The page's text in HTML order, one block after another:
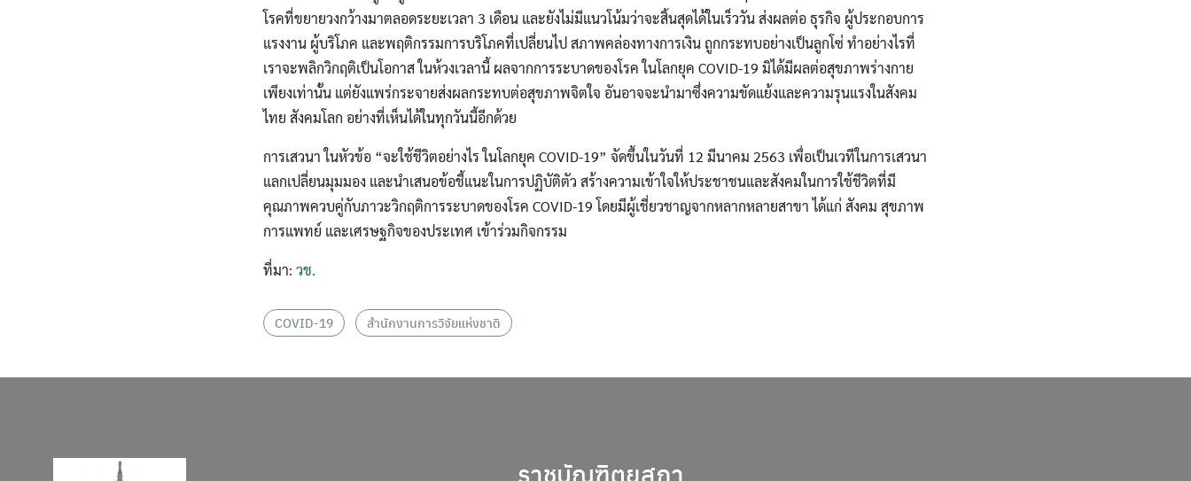
โรคที่ขยายวงกว้างมาตลอดระยะเวลา 3 เดือน และยังไม่มีแนวโน้มว่าจะสิ้นสุดได้ในเร็ววัน ส่งผลต่อ ธุรกิจ ผู้ประกอบการ
แรงงาน ผู้บริโภค และพฤติกรรมการบริโภคที่เปลี่ยนไป สภาพคล่องทางการเงิน ถูกกระทบอย่างเป็นลูกโซ่ ทำอย่างไรที่
เราจะพลิกวิกฤติเป็นโอกาส ในห้วงเวลานี้ ผลจากการระบาดของโรค ในโลกยุค COVID-19 มิได้มีผลต่อสุขภาพร่างกาย
เพียงเท่านั้น แต่ยังแพร่กระจายส่งผลกระทบต่อสุขภาพจิตใจ อันอาจจะนำมาซึ่งความขัดแย้งและความรุนแรงในสังคม
ไทย สังคมโลก อย่างที่เห็นได้ในทุกวันนี้อีกด้วย
การเสวนา ในหัวข้อ “จะใช้ชีวิตอย่างไร ในโลกยุค COVID-19” จัดขึ้นในวันที่ 12 มีนาคม 2563 เพื่อเป็นเวทีในการเสวนา
แลกเปลี่ยนมุมมอง และนำเสนอข้อชี้แนะในการปฏิบัติตัว สร้างความเข้าใจให้ประชาชนและสังคมในการใช้ชีวิตที่มี
คุณภาพควบคู่กับภาวะวิกฤติการระบาดของโรค COVID-19 โดยมีผู้เชี่ยวชาญจากหลากหลายสาขา ได้แก่ สังคม สุขภาพ
การแพทย์ และเศรษฐกิจของประเทศ เข้าร่วมกิจกรรม
ที่มา: วช.
COVID-19 สำนักงานการวิจัยแห่งชาติ
ราชบัณฑิตยสภา